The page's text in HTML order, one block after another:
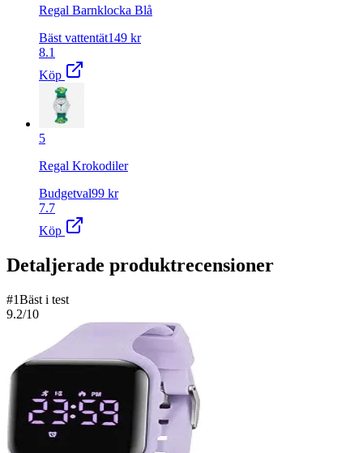
Regal Barnklocka Blå
Bäst vattentät149 kr
8.1
Köp
5
Regal Krokodiler
Budgetval99 kr
7.7
Köp
Detaljerade produktrecensioner
#1Bäst i test
9.2/10